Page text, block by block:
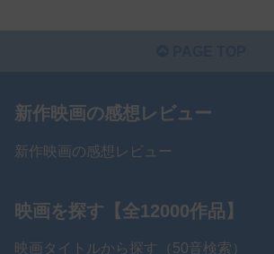
新作映画の感想レビュー
新作映画の感想レビュー
映画を探す【全12000作品】
映画タイトルから探す（50音検索）